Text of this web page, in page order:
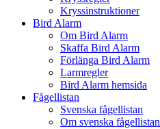
Kryssinstruktioner
Bird Alarm
Om Bird Alarm
Skaffa Bird Alarm
Förlänga Bird Alarm
Larmregler
Bird Alarm hemsida
Fågellistan
Svenska fågellistan
Om svenska fågellistan